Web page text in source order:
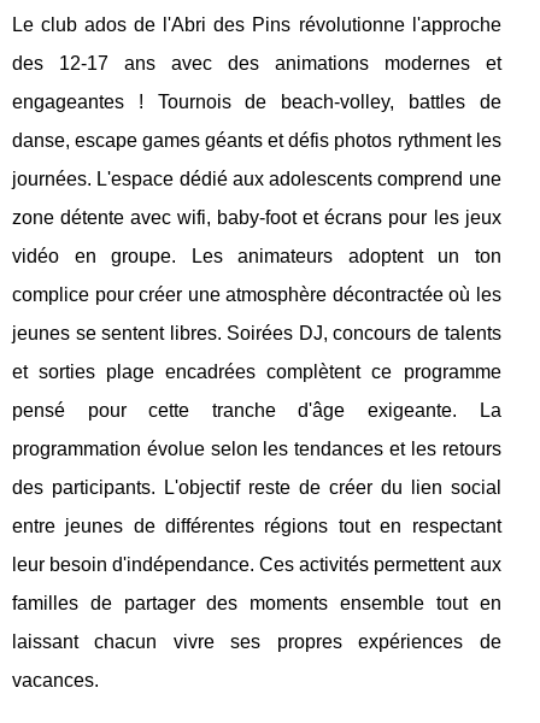
Le club ados de l'Abri des Pins révolutionne l'approche
des 12-17 ans avec des animations modernes et
engageantes ! Tournois de beach-volley, battles de
danse, escape games géants et défis photos rythment les
journées. L'espace dédié aux adolescents comprend une
zone détente avec wifi, baby-foot et écrans pour les jeux
vidéo en groupe. Les animateurs adoptent un ton
complice pour créer une atmosphère décontractée où les
jeunes se sentent libres. Soirées DJ, concours de talents
et sorties plage encadrées complètent ce programme
pensé pour cette tranche d'âge exigeante. La
programmation évolue selon les tendances et les retours
des participants. L'objectif reste de créer du lien social
entre jeunes de différentes régions tout en respectant
leur besoin d'indépendance. Ces activités permettent aux
familles de partager des moments ensemble tout en
laissant chacun vivre ses propres expériences de
vacances.